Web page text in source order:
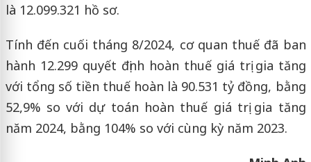
là 12.099.321 hồ sơ.
Tính đến cuối tháng 8/2024, cơ quan thuế đã ban
hành 12.299 quyết định hoàn thuế giá trị gia tăng
với tổng số tiền thuế hoàn là 90.531 tỷ đồng, bằng
52,9% so với dự toán hoàn thuế giá trị gia tăng
năm 2024, bằng 104% so với cùng kỳ năm 2023.